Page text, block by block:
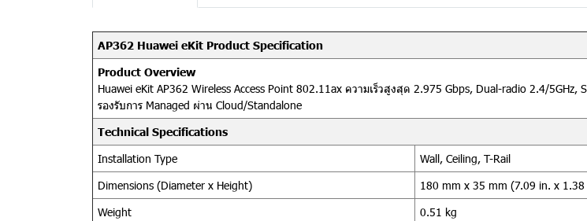
AP362 Huawei eKit Product Specification
Product Overview
Huawei eKit AP362 Wireless Access Point 802.11ax ความเร็วสูงสุด 2.975 Gbps, Dual-radio 2.4/5GHz,
รองรับการ Managed ผ่าน Cloud/Standalone
Technical Specifications
Installation Type
Wall, Ceiling, T-Rail
Dimensions (Diameter x Height)
180 mm x 35 mm (7.09 in. x 1.38
Weight
0.51 kg